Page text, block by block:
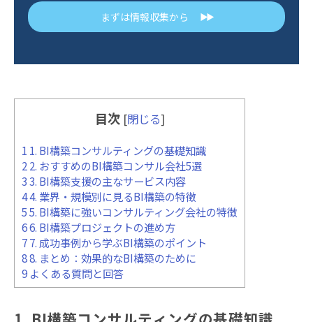
まずは情報収集から ▶▶
目次 [閉じる]
1 1. BI構築コンサルティングの基礎知識
22. おすすめのBI構築コンサル会社5選
33. BI構築支援の主なサービス内容
44. 業界・規模別に見るBI構築の特徴
55. BI構築に強いコンサルティング会社の特徴
66. BI構築プロジェクトの進め方
77. 成功事例から学ぶBI構築のポイント
88. まとめ：効果的なBI構築のために
9 よくある質問と回答